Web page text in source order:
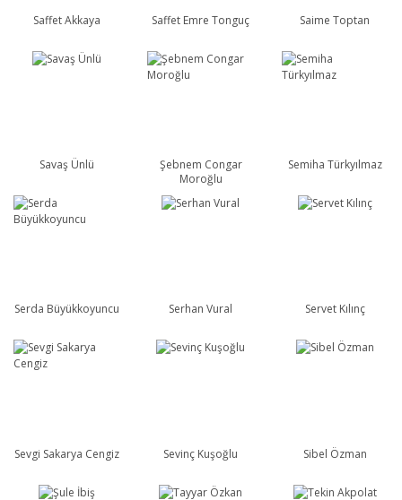
Saffet Akkaya Saffet Emre Tonguç Saime Toptan
Savaş Ünlü
Şebnem Congar
Moroğlu
Semiha Türkyılmaz
Serda Büyükkoyuncu Serhan Vural Servet Kılınç
Sevgi Sakarya Cengiz Sevinç Kuşoğlu Sibel Özman